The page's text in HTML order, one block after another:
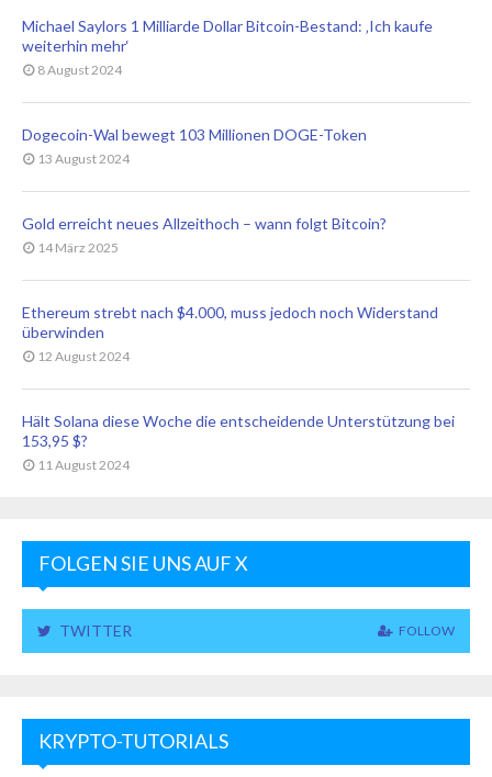
Michael Saylors 1 Milliarde Dollar Bitcoin-Bestand: ‚Ich kaufe
weiterhin mehr‘
8 August 2024
Dogecoin-Wal bewegt 103 Millionen DOGE-Token
13 August 2024
Gold erreicht neues Allzeithoch – wann folgt Bitcoin?
14 März 2025
Ethereum strebt nach $4.000, muss jedoch noch Widerstand
überwinden
12 August 2024
Hält Solana diese Woche die entscheidende Unterstützung bei
153,95 $?
11 August 2024
FOLGEN SIE UNS AUF X
TWITTER FOLLOW
KRYPTO-TUTORIALS